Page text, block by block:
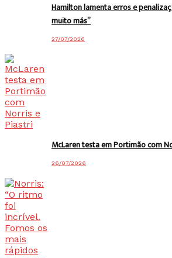
Hamilton lamenta erros e
muito más”
27/07/2026
McLaren testa em Portimão com
26/07/2026